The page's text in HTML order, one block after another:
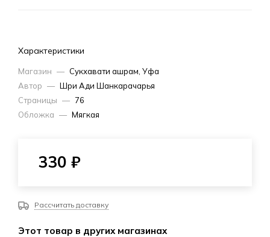
Характеристики
Магазин — Сукхавати ашрам, Уфа
Автор — Шри Ади Шанкарачарья
Страницы — 76
Обложка — Мягкая
330 ₽
Рассчитать доставку
Этот товар в других магазинах